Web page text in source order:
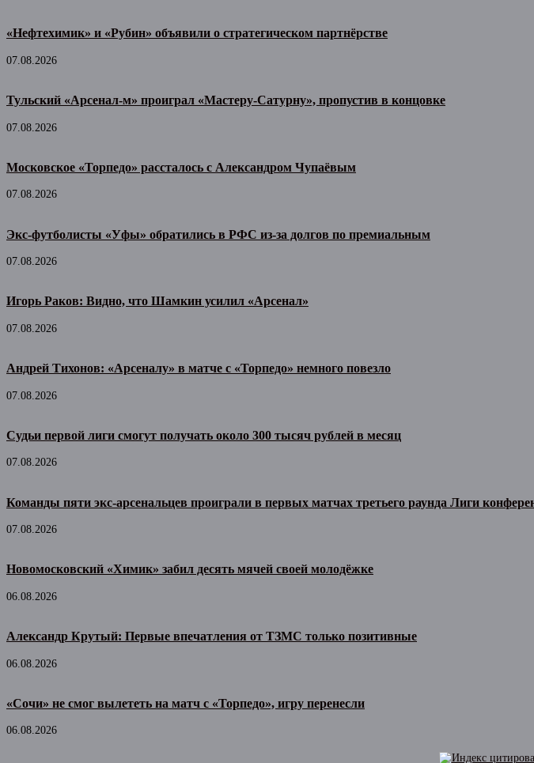
«Нефтехимик» и «Рубин» объявили о стратегическом партнёрстве
07.08.2026
Тульский «Арсенал-м» проиграл «Мастеру-Сатурну», пропустив в концовке
07.08.2026
Московское «Торпедо» рассталось с Александром Чупаёвым
07.08.2026
Экс-футболисты «Уфы» обратились в РФС из-за долгов по премиальным
07.08.2026
Игорь Раков: Видно, что Шамкин усилил «Арсенал»
07.08.2026
Андрей Тихонов: «Арсеналу» в матче с «Торпедо» немного повезло
07.08.2026
Судьи первой лиги смогут получать около 300 тысяч рублей в месяц
07.08.2026
Команды пяти экс-арсенальцев проиграли в первых матчах третьего раунда Лиги
07.08.2026
Новомосковский «Химик» забил десять мячей своей молодёжке
06.08.2026
Александр Крутый: Первые впечатления от ТЗМС только позитивные
06.08.2026
«Сочи» не смог вылететь на матч с «Торпедо», игру перенесли
06.08.2026